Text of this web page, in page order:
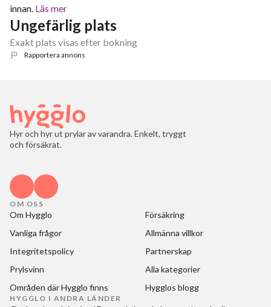
innan. Läs mer
Ungefärlig plats
Exakt plats visas efter bokning
Rapportera annons
Hyr och hyr ut prylar av varandra. Enkelt, tryggt
och försäkrat.
OM OSS
Om Hygglo
Försäkring
Vanliga frågor
Allmänna villkor
Integritetspolicy
Partnerskap
Prylsvinn
Alla kategorier
Områden där Hygglo finns
Hygglos blogg
HYGGLO I ANDRA LÄNDER